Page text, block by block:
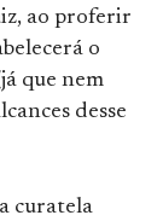
ao proferir
o
que nem
desse
curatela